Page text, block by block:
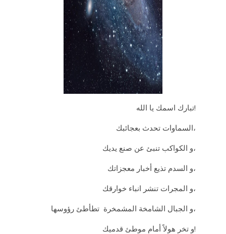
تبارك اسمك يا الله!
السماوات تحدث بعجائبك،
و الكواكب تنبئ عن صنع يديك،
و السدم تذيع أخبار معجزاتك،
و المجرات تنشر انباء خوارقك،
و الجبال الشامخة المشمخرة تطأطئ رؤوسها،
و تخر هولاً أمام موطئ قدميك!